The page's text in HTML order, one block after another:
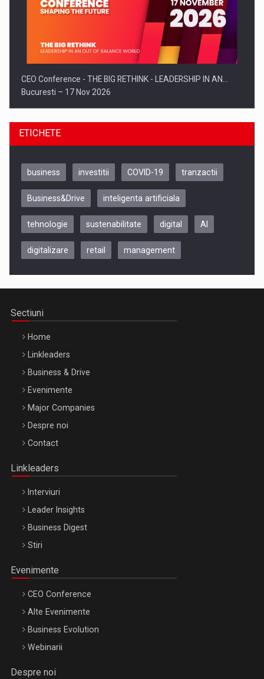
CEO Conference - THE BIG RETHINK - LEADERSHIP IN AN…
Bucuresti – 17 Nov 2026
Be Inspired. Make it Happen!, CLUJ, 9 Decembrie
Be Inspired. Make it Happen!, ARTEMIS LETO, ORADEA, 8
Octombrie
ETICHETE
business investitii COVID-19 tranzactii
Business&Drive inteligenta artificiala
tehnologie sustenabilitate digital AI
digitalizare retail management
Sectiuni
Home
Linkleaders
Business & Drive
Evenimente
Major Companies
Despre noi
Contact
Linkleaders
Interviuri
Leader Insights
Business Digest
Stiri
Evenimente
CEO Conference
Alte Evenimente
Business Evolution
Webinarii
Despre noi